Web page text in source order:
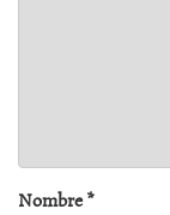
Nombre*